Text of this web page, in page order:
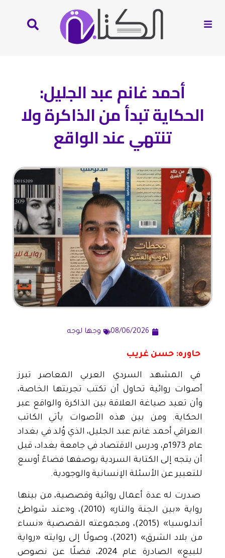
أحمد غانم عبد الجليل:
الحكاية تبدأ من الذاكرة ولا
تنتهي عند الواقع
08/06/2026 وجها لوجه
حاوره: حسن غريب
في المشهد السردي العربي المعاصر تبرز
أصوات روائية تحاول أن تكتب تجربتها الخاصة،
وأن تعيد صياغة العلاقة بين الذاكرة والواقع عبر
الحكاية. ومن بين هذه الأصوات يأتي الكاتب
العراقي أحمد غانم عبد الجليل، الذي وُلد في بغداد
عام 1973م، ودرس الاقتصاد في جامعة بغداد، قبل
أن يتجه إلى الكتابة السردية بوصفها فضاءً أوسع
للتعبير عن الأسئلة الإنسانية والوجودية.
صدرت له عدة أعمال روائية وقصصية، من بينها
رواية «بين الجنة والنار» (2010)، و«عند شواطئ
أندلوسيا» (2015)، ومجموعته القصصية «نساء
من بلاد الشرق» (2021)، وصولًا إلى روايته «رواية
للبيع» الصادرة عام 2024، فضلًا عن نصوص